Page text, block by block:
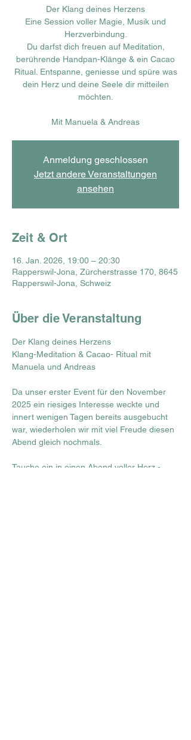
Der Klang deines Herzens
Eine Session voller Magie, Musik und
Herzverbindung.
Du darfst dich freuen auf Meditation,
berührende Handpan-Klänge & ein Cacao
Ritual. Entspanne, geniesse und spüre was
dein Herz und deine Seele dir mitteilen
möchten.
Mit Manuela & Andreas
Anmeldung geschlossen
Jetzt andere Veranstaltungen
ansehen
Zeit & Ort
16. Jan. 2026, 19:00 – 20:30
Rapperswil-Jona, Zürcherstrasse 170, 8645
Rapperswil-Jona, Schweiz
Über die Veranstaltung
Der Klang deines Herzens
Klang-Meditation & Cacao- Ritual mit
Manuela und Andreas
Da unser erster Event für den November
2025 ein riesiges Interesse weckte und
innert wenigen Tagen bereits ausgebucht
war, wiederholen wir mit viel Freude diesen
Abend gleich nochmals.
Tauche ein in einen Abend voller Herz -